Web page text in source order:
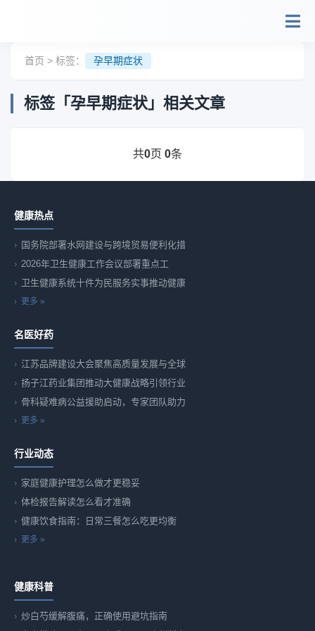
首页 > 标签： 孕早期症状
标签「孕早期症状」相关文章
共0页 0条
健康热点
国务院部署水网建设与跨境贸易便利化措
2026年卫生健康工作会议部署重点工
卫生健康系统十件为民服务实事推动健康
更多 »
名医好药
江苏品牌建设大会聚焦高质量发展与全球
扬子江药业集团推动大健康战略引领行业
骨科疑难病公益援助启动，专家团队助力
更多 »
行业动态
家庭健康护理怎么做才更稳妥
体检报告解读怎么看才准确
健康饮食指南：日常三餐怎么吃更均衡
更多 »
健康科普
炒白芍缓解腹痛，正确使用避坑指南